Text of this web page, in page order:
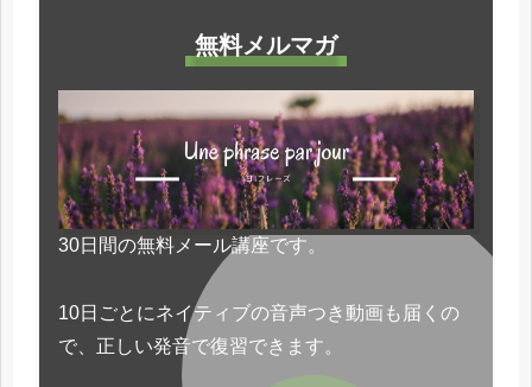
無料メルマガ
30日間の無料メール講座です。
10日ごとにネイティブの音声つき動画も届くの
で、正しい発音で復習できます。